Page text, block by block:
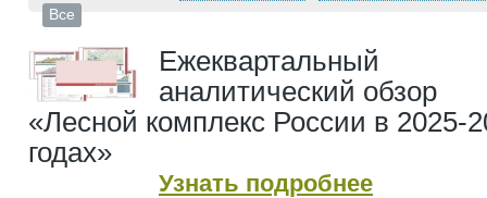
Все
Ежеквартальный
аналитический обзор
«Лесной комплекс России в 2025-
годах»
Узнать подробнее